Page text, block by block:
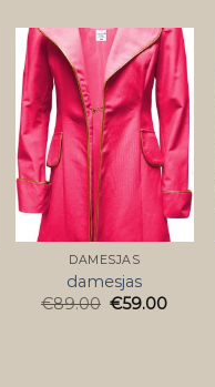
DAMESJAS
damesjas
€89.00 €59.00